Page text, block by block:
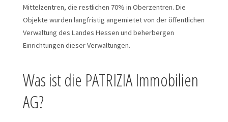
Mittelzentren, die restlichen 70% in Oberzentren. Die
Objekte wurden langfristig angemietet von der öffentlichen
Verwaltung des Landes Hessen und beherbergen
Einrichtungen dieser Verwaltungen.
Was ist die PATRIZIA Immobilien
AG?